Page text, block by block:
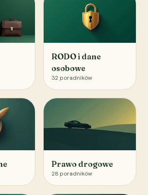
RODO i dane
osobowe
32 poradników
Prawo drogowe
28 poradników